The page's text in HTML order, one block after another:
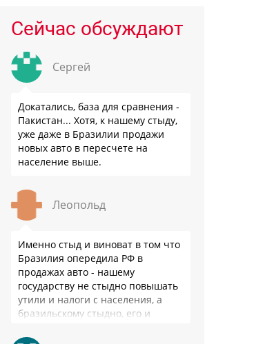
Сейчас обсуждают
Сергей
Докатались, база для сравнения -
Пакистан... Хотя, к нашему стыду,
уже даже в Бразилии продажи
новых авто в пересчете на
население выше.
Леопольд
Именно стыд и виноват в том что
Бразилия опередила РФ в
продажах авто - нашему
государству не стыдно повышать
утили и налоги с населения, а
бразильскому стыдно, его и